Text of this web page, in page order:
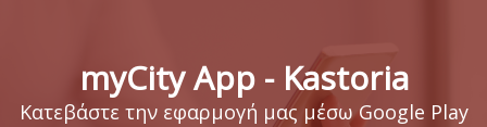
myCity App - Kastoria
Κατεβάστε την εφαρμογή μας μέσω Google Play